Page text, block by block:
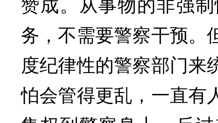
务，不需要警察干预。
度纪律性的警察部门来
怕会管得更乱，一直有